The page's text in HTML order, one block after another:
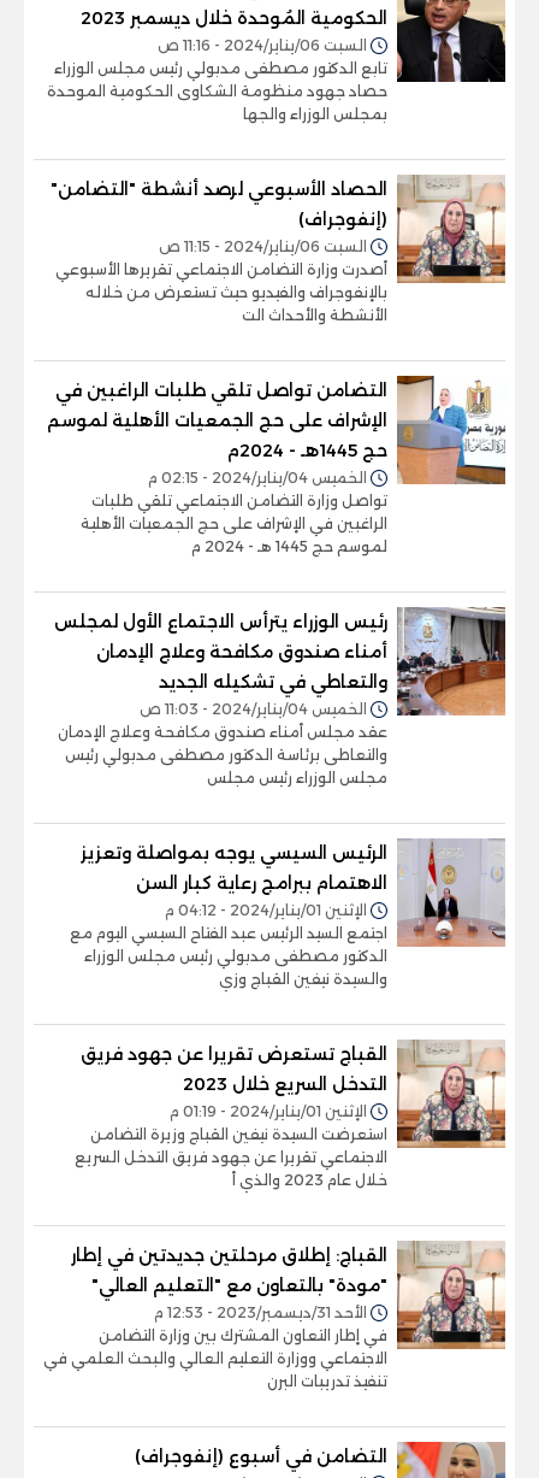
الحكومية المُوحدة خلال ديسمبر 2023
السبت 06/يناير/2024 - 11:16 ص
تابع الدكتور مصطفى مدبولي رئيس مجلس الوزراء
حصاد جهود منظومة الشكاوى الحكومية الموحدة
بمجلس الوزراء والجها
الحصاد الأسبوعي لرصد أنشطة "التضامن"
(إنفوجراف)
السبت 06/يناير/2024 - 11:15 ص
أصدرت وزارة التضامن الاجتماعي تقريرها الأسبوعي
بالإنفوجراف والفيديو حيث تستعرض من خلاله
الأنشطة والأحداث الت
التضامن تواصل تلقي طلبات الراغبين في
الإشراف على حج الجمعيات الأهلية لموسم
حج 1445هـ - 2024م
الخميس 04/يناير/2024 - 02:15 م
تواصل وزارة التضامن الاجتماعي تلقي طلبات
الراغبين في الإشراف على حج الجمعيات الأهلية
لموسم حج 1445 هـ - 2024 م
رئيس الوزراء يترأس الاجتماع الأول لمجلس
أمناء صندوق مكافحة وعلاج الإدمان
والتعاطي في تشكيله الجديد
الخميس 04/يناير/2024 - 11:03 ص
عقد مجلس أمناء صندوق مكافحة وعلاج الإدمان
والتعاطى برئاسة الدكتور مصطفى مدبولي رئيس
مجلس الوزراء رئيس مجلس
الرئيس السيسي يوجه بمواصلة وتعزيز
الاهتمام ببرامج رعاية كبار السن
الإثنين 01/يناير/2024 - 04:12 م
اجتمع السيد الرئيس عبد الفتاح السيسي اليوم مع
الدكتور مصطفى مدبولي رئيس مجلس الوزراء
والسيدة نيفين القباج وزي
القباج تستعرض تقريرا عن جهود فريق
التدخل السريع خلال 2023
الإثنين 01/يناير/2024 - 01:19 م
استعرضت السيدة نيفين القباج وزيرة التضامن
الاجتماعي تقريرا عن جهود فريق التدخل السريع
خلال عام 2023 والذي أ
القباج: إطلاق مرحلتين جديدتين في إطار
"مودة" بالتعاون مع "التعليم العالي"
الأحد 31/ديسمبر/2023 - 12:53 م
في إطار التعاون المشترك بين وزارة التضامن
الاجتماعي ووزارة التعليم العالي والبحث العلمي في
تنفيذ تدريبات البرن
التضامن في أسبوع (إنفوجراف)